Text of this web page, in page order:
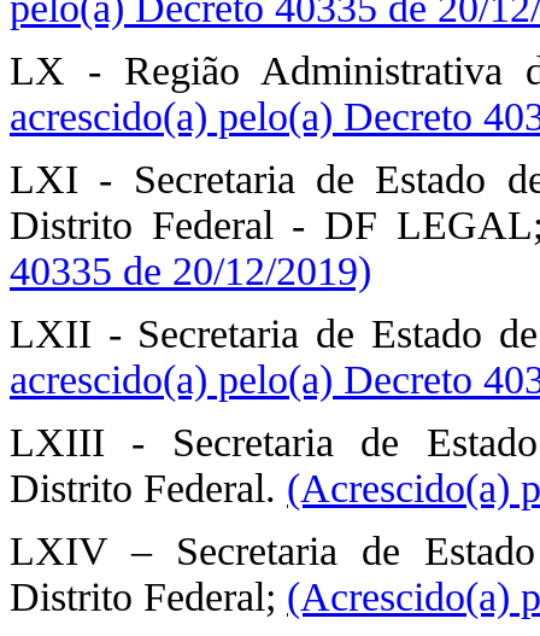
LX - Região Administrativa
acrescido(a) pelo(a) Decreto
LXI - Secretaria de Estado
Distrito Federal - DF
40335 de 20/12/2019)
LXII - Secretaria de Estado
acrescido(a) pelo(a) Decreto
LXIII - Secretaria de
Distrito Federal. (Acrescido(a)
LXIV – Secretaria de
Distrito Federal; (Acrescido(a)